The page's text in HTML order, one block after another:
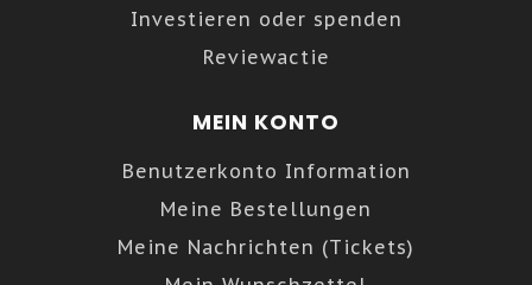
Investieren oder spenden
Reviewactie
MEIN KONTO
Benutzerkonto Information
Meine Bestellungen
Meine Nachrichten (Tickets)